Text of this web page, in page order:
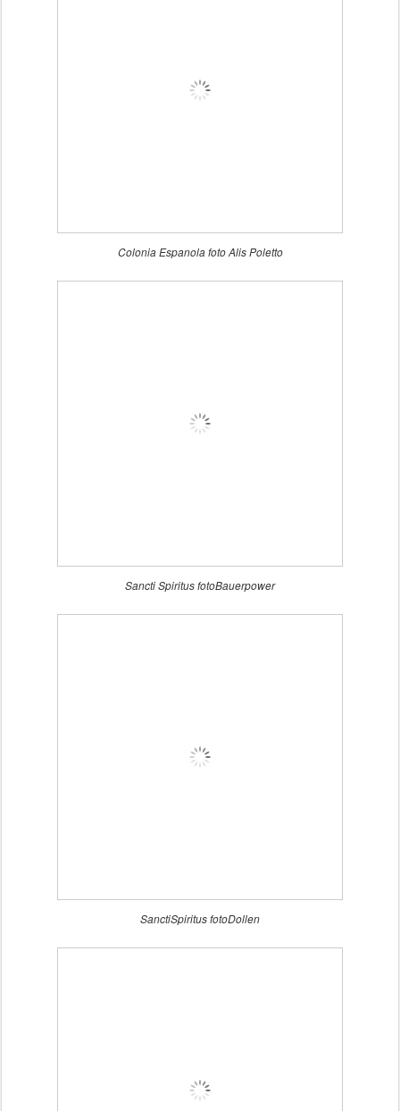
Colonia Espanola foto Alis Poletto
Sancti Spiritus fotoBauerpower
SanctiSpiritus fotoDollen